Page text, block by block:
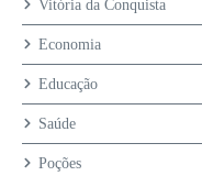
Vitória da Conquista
Economia
Educação
Saúde
Poções